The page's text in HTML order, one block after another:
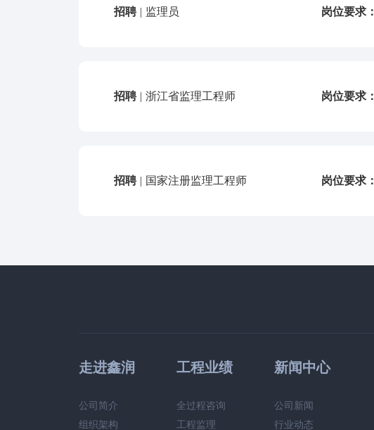
招聘 | 监理员 岗位要求：
招聘 | 浙江省监理工程师 岗位要求：
招聘 | 国家注册监理工程师 岗位要求：
走进鑫润
公司简介
组织架构
工程业绩
全过程咨询
工程监理
新闻中心
公司新闻
行业动态